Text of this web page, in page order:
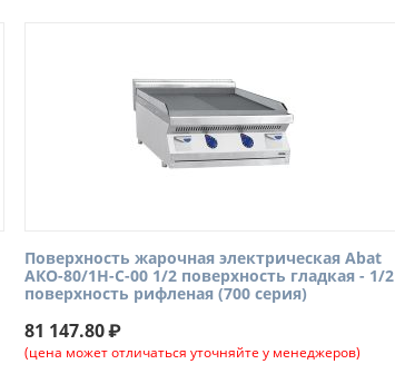
Поверхность жарочная электрическая Abat
АКО-80/1Н-С-00 1/2 поверхность гладкая - 1/2
поверхность рифленая (700 серия)
81 147.80₽
(цена может отличаться уточняйте у менеджеров)